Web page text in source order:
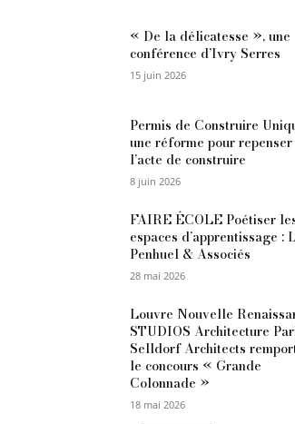
« De la délicatesse », une
conférence d’Ivry Serres
15 juin 2026
Permis de Construire
une réforme pour repenser
l’acte de construire
8 juin 2026
FAIRE ÉCOLE Poétiser
espaces d’apprentissage :
Penhuel & Associés
28 mai 2026
Louvre Nouvelle
STUDIOS Architecture
Selldorf Architects
le concours « Grande
Colonnade »
18 mai 2026